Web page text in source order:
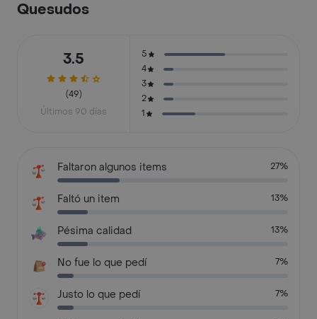
Quesudos
3.5
(49)
Últimos 90 días
5
4
3
2
1
Faltaron algunos items 27%
Faltó un item 13%
Pésima calidad 13%
No fue lo que pedí 7%
Justo lo que pedí 7%